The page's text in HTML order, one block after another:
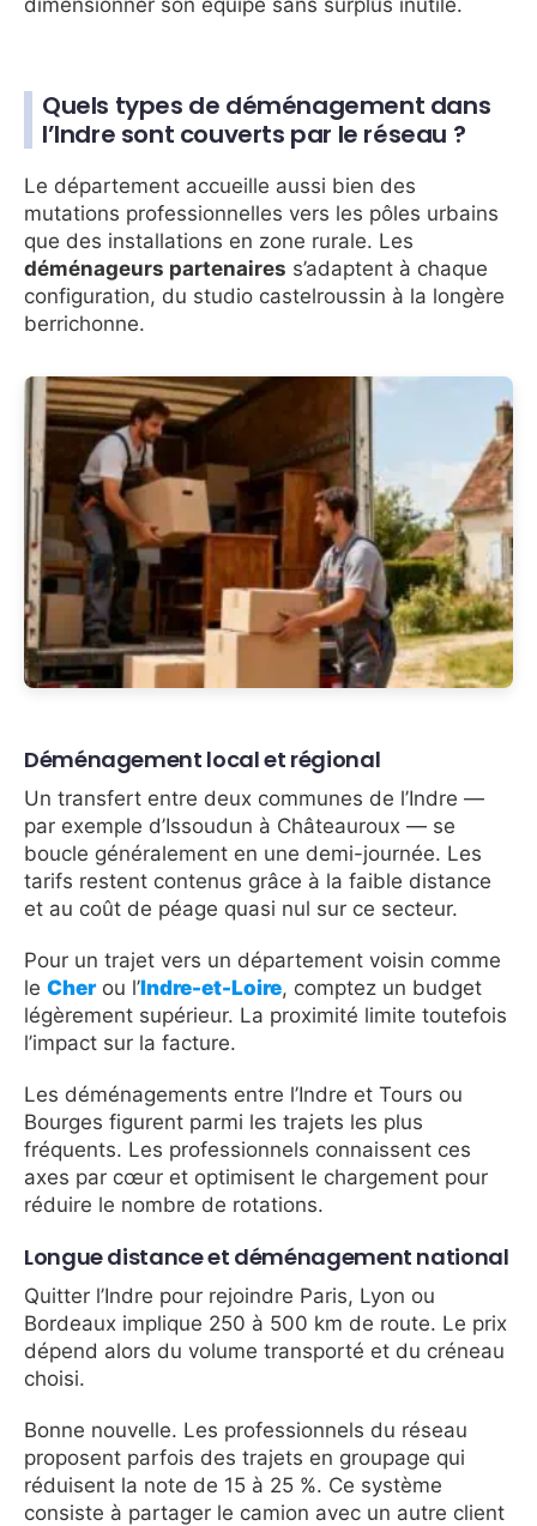
Quels types de déménagement dans
l’Indre sont couverts par le réseau ?
Le département accueille aussi bien des
mutations professionnelles vers les pôles urbains
que des installations en zone rurale. Les
déménageurs partenaires s’adaptent à chaque
configuration, du studio castelroussin à la longère
berrichonne.
Déménagement local et régional
Un transfert entre deux communes de l’Indre —
par exemple d’Issoudun à Châteauroux — se
boucle généralement en une demi-journée. Les
tarifs restent contenus grâce à la faible distance
et au coût de péage quasi nul sur ce secteur.
Pour un trajet vers un département voisin comme
le Cherou l’Indre-et-Loire, comptez un budget
légèrement supérieur. La proximité limite toutefois
l’impact sur la facture.
Les déménagements entre l’Indre et Tours ou
Bourges figurent parmi les trajets les plus
fréquents. Les professionnels connaissent ces
axes par cœur et optimisent le chargement pour
réduire le nombre de rotations.
Longue distance et déménagement national
Quitter l’Indre pour rejoindre Paris, Lyon ou
Bordeaux implique 250 à 500 km de route. Le prix
dépend alors du volume transporté et du créneau
choisi.
Bonne nouvelle. Les professionnels du réseau
proposent parfois des trajets en groupage qui
réduisent la note de 15 à 25 %. Ce système
consiste à partager le camion avec un autre client